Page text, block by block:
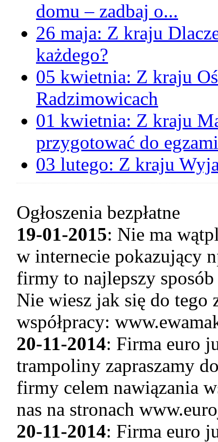
domu – zadbaj o...
26 maja: Z kraju
każdego?
05 kwietnia: Z kraju
Radzimowicach
01 kwietnia: Z kraju
przygotować do
03 lutego: Z kraju
Ogłoszenia bezpłatne
19-01-2015: Nie ma
w internecie pokazujący
firmy to najlepszy
Nie wiesz jak się do tego
współpracy:
20-11-2014: Firma euro
trampoliny zapraszamy
firmy celem nawiązania
nas na stronach
20-11-2014: Firma euro